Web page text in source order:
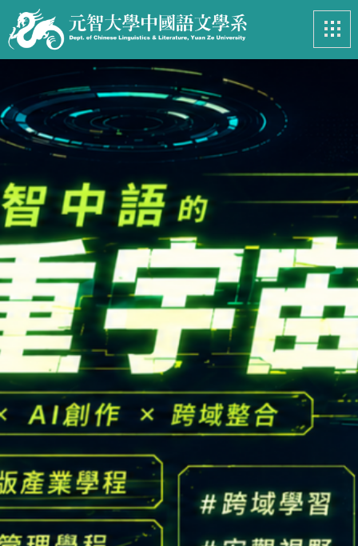
最新消息
系所簡介 Introduction
課程資訊 Course
招生專區 Admissions
學生事務 Student
亮眼足跡 Footprints
高中生懶人包 High school
CONTACT
Email：cldept@saturn.yzu.edu.tw
校本部電話：+886-3-4638800 #2706,2707
地址：桃園市中壢區遠東路 135 號  元智五館 6 樓